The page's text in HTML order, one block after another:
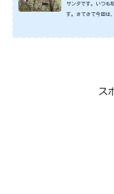
サンタです。いつも
す。さてさて今回は
ス